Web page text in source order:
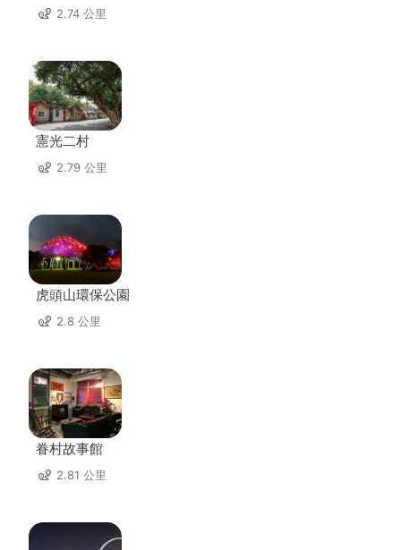
2.74 公里
憲光二村
2.79 公里
虎頭山環保公園
2.8 公里
眷村故事館
2.81 公里